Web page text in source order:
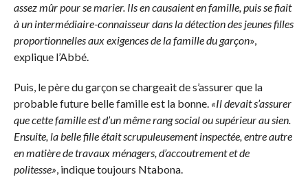
assez mûr pour se marier. Ils en causaient en famille, puis se fiait
à un intermédiaire-connaisseur dans la détection des jeunes filles
proportionnelles aux exigences de la famille du garçon»,
explique l’Abbé.
Puis, le père du garçon se chargeait de s’assurer que la
probable future belle famille est la bonne. «Il devait s’assurer
que cette famille est d’un même rang social ou supérieur au sien.
Ensuite, la belle fille était scrupuleusement inspectée, entre autre
en matière de travaux ménagers, d’accoutrement et de
politesse», indique toujours Ntabona.